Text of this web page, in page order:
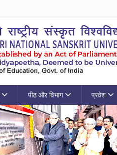
पीठ और विभाग प्रवेश